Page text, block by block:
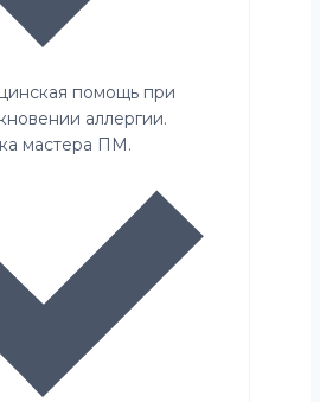
помощь при
аллергии.
мастера ПМ.